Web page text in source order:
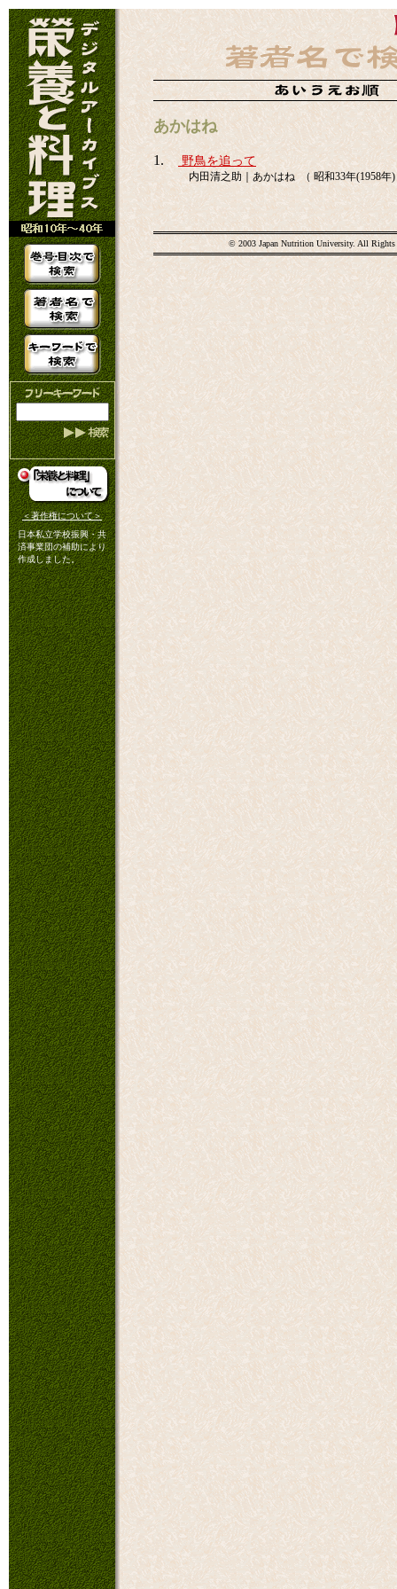
＜著作権について＞
日本私立学校振興・共
済事業団の補助により
作成しました。
あかはね
1. 野鳥を追って
内田清之助｜あかはね （ 昭和33年(1958年
© 2003 Japan Nutrition University. All Rights